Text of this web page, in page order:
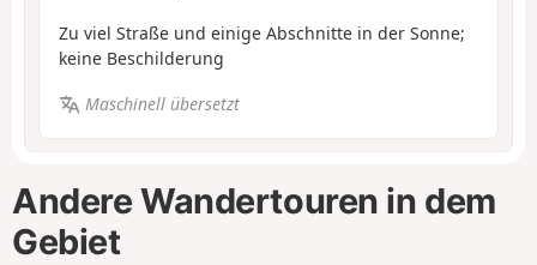
Zu viel Straße und einige Abschnitte in der Sonne;
keine Beschilderung
Maschinell übersetzt
Andere Wandertouren in dem
Gebiet